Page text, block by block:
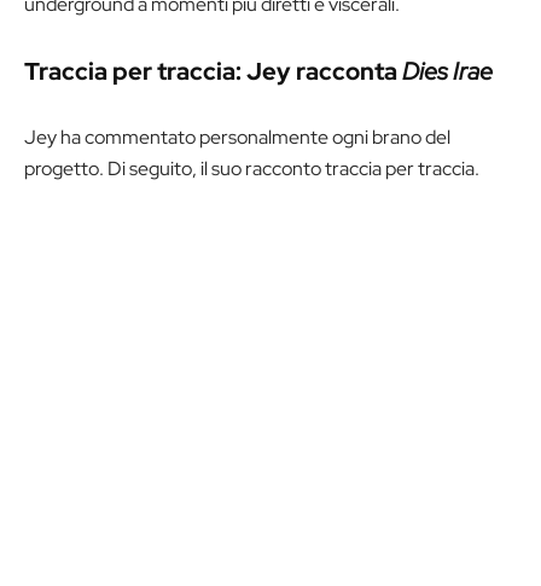
Traccia per traccia: Jey raccontaDies Irae
Jey ha commentato personalmente ogni brano del
progetto. Di seguito, il suo racconto traccia per traccia.